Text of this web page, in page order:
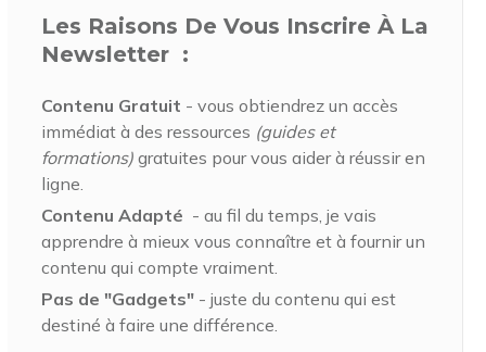
Les Raisons De Vous Inscrire À La
Newsletter :
Contenu Gratuit - vous obtiendrez un accès
immédiat à des ressources (guides et
formations) gratuites pour vous aider à réussir en
ligne.
Contenu Adapté - au fil du temps, je vais
apprendre à mieux vous connaître et à fournir un
contenu qui compte vraiment.
Pas de "Gadgets" - juste du contenu qui est
destiné à faire une différence.